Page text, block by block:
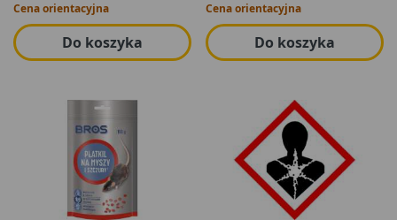
Cena orientacyjna
Do koszyka
Cena orientacyjna
Do koszyka